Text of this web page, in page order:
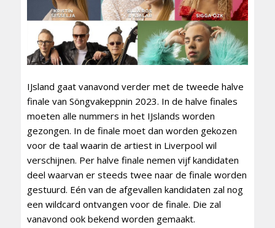
IJsland gaat vanavond verder met de tweede halve
finale van Söngvakeppnin 2023. In de halve finales
moeten alle nummers in het IJslands worden
gezongen. In de finale moet dan worden gekozen
voor de taal waarin de artiest in Liverpool wil
verschijnen. Per halve finale nemen vijf kandidaten
deel waarvan er steeds twee naar de finale worden
gestuurd. Eén van de afgevallen kandidaten zal nog
een wildcard ontvangen voor de finale. Die zal
vanavond ook bekend worden gemaakt.